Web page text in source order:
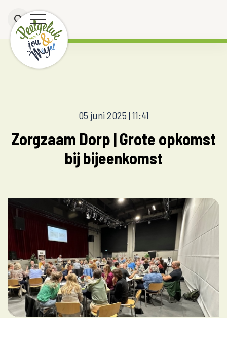
05 juni 2025 | 11:41
Zorgzaam Dorp | Grote opkomst
bij bijeenkomst